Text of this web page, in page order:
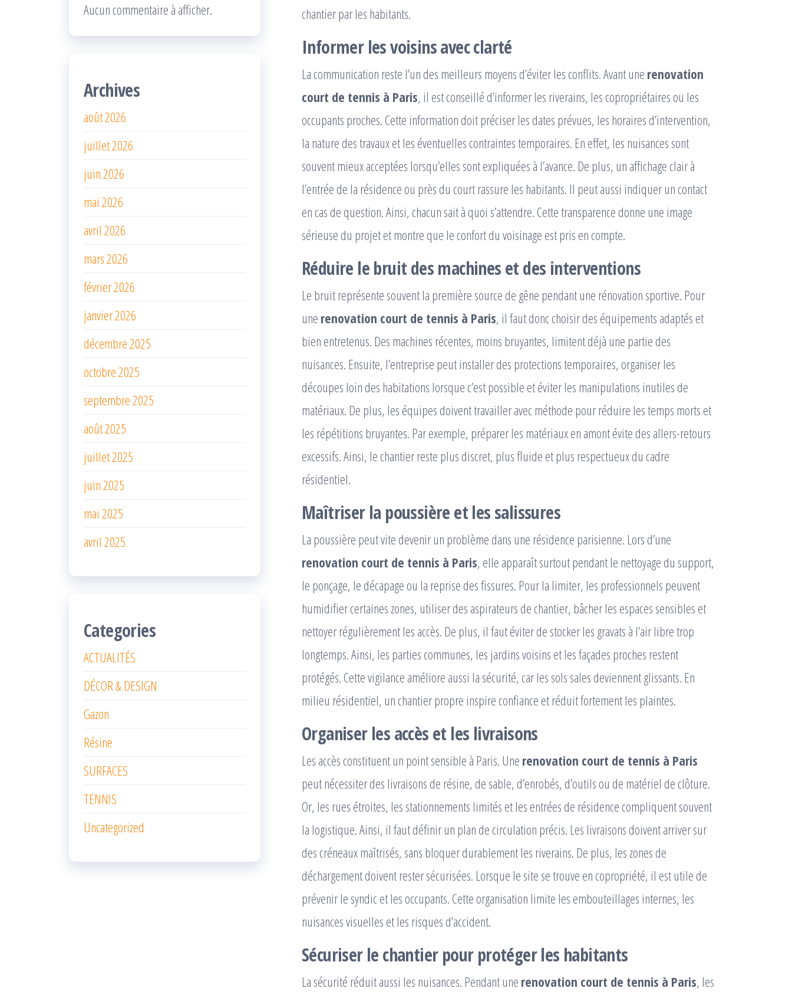
chantier par les habitants.
Informer les voisins avec clarté
La communication reste l’un des meilleurs moyens d’éviter les conflits. Avant une renovation
court de tennis à Paris, il est conseillé d’informer les riverains, les copropriétaires ou les
occupants proches. Cette information doit préciser les dates prévues, les horaires d’intervention,
la nature des travaux et les éventuelles contraintes temporaires. En effet, les nuisances sont
souvent mieux acceptées lorsqu’elles sont expliquées à l’avance. De plus, un affichage clair à
l’entrée de la résidence ou près du court rassure les habitants. Il peut aussi indiquer un contact
en cas de question. Ainsi, chacun sait à quoi s’attendre. Cette transparence donne une image
sérieuse du projet et montre que le confort du voisinage est pris en compte.
Réduire le bruit des machines et des interventions
Le bruit représente souvent la première source de gêne pendant une rénovation sportive. Pour
une renovation court de tennis à Paris, il faut donc choisir des équipements adaptés et
bien entretenus. Des machines récentes, moins bruyantes, limitent déjà une partie des
nuisances. Ensuite, l’entreprise peut installer des protections temporaires, organiser les
découpes loin des habitations lorsque c’est possible et éviter les manipulations inutiles de
matériaux. De plus, les équipes doivent travailler avec méthode pour réduire les temps morts et
les répétitions bruyantes. Par exemple, préparer les matériaux en amont évite des allers-retours
excessifs. Ainsi, le chantier reste plus discret, plus fluide et plus respectueux du cadre
résidentiel.
Maîtriser la poussière et les salissures
La poussière peut vite devenir un problème dans une résidence parisienne. Lors d’une
renovation court de tennis à Paris, elle apparaît surtout pendant le nettoyage du support,
le ponçage, le décapage ou la reprise des fissures. Pour la limiter, les professionnels peuvent
humidifier certaines zones, utiliser des aspirateurs de chantier, bâcher les espaces sensibles et
nettoyer régulièrement les accès. De plus, il faut éviter de stocker les gravats à l’air libre trop
longtemps. Ainsi, les parties communes, les jardins voisins et les façades proches restent
protégés. Cette vigilance améliore aussi la sécurité, car les sols sales deviennent glissants. En
milieu résidentiel, un chantier propre inspire confiance et réduit fortement les plaintes.
Organiser les accès et les livraisons
Les accès constituent un point sensible à Paris. Une renovation court de tennis à Paris
peut nécessiter des livraisons de résine, de sable, d’enrobés, d’outils ou de matériel de clôture.
Or, les rues étroites, les stationnements limités et les entrées de résidence compliquent souvent
la logistique. Ainsi, il faut définir un plan de circulation précis. Les livraisons doivent arriver sur
des créneaux maîtrisés, sans bloquer durablement les riverains. De plus, les zones de
déchargement doivent rester sécurisées. Lorsque le site se trouve en copropriété, il est utile de
prévenir le syndic et les occupants. Cette organisation limite les embouteillages internes, les
nuisances visuelles et les risques d’accident.
Sécuriser le chantier pour protéger les habitants
La sécurité réduit aussi les nuisances. Pendant une renovation court de tennis à Paris, les
Aucun commentaire à afficher.
Archives
août 2026
juillet 2026
juin 2026
mai 2026
avril 2026
mars 2026
février 2026
janvier 2026
décembre 2025
octobre 2025
septembre 2025
août 2025
juillet 2025
juin 2025
mai 2025
avril 2025
Categories
ACTUALITÉS
DÉCOR & DESIGN
Gazon
Résine
SURFACES
TENNIS
Uncategorized